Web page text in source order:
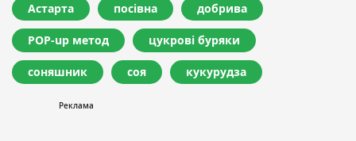
Астарта посівна добрива
POP-up метод цукрові буряки
соняшник соя кукурудза